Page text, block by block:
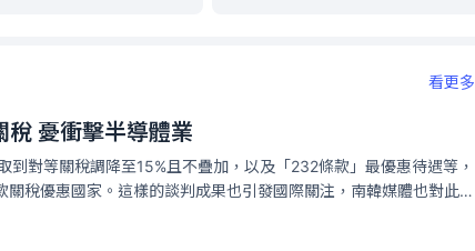
看更多
稅 憂衝擊半導體業
到對等關稅調降至15%且不疊加，以及「232條款」最優惠待遇等，
稅優惠國家。這樣的談判成果也引發國際關注，南韓媒體也對此進
業有競爭關係，擔心韓國半導體展業會受到影響，多家韓媒也關